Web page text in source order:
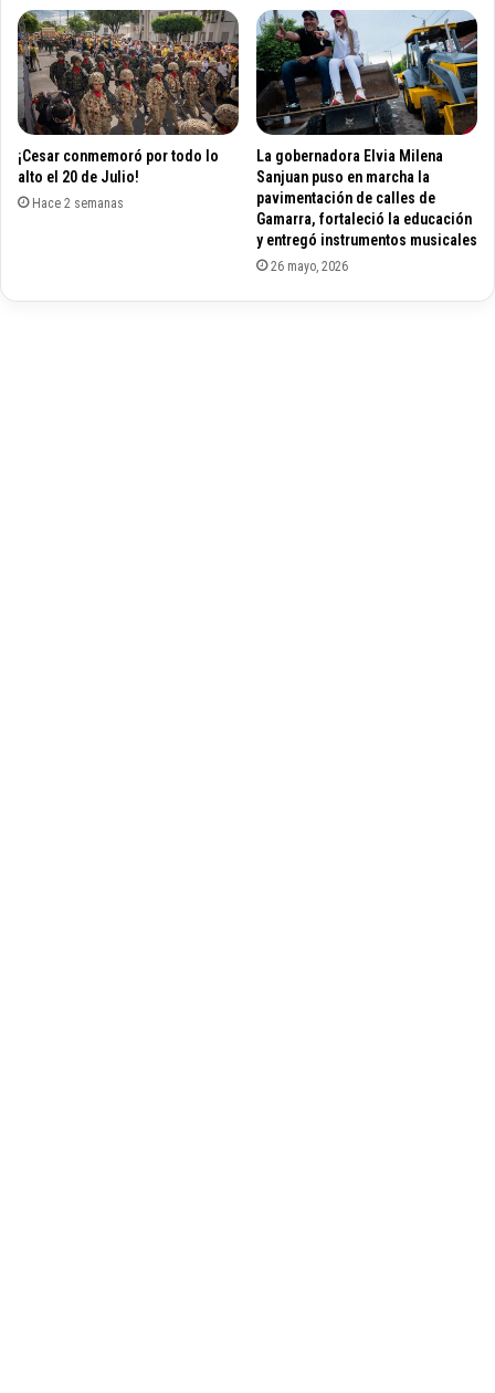
i
e
r
a
s
e
n
e
a
l
a
c
e
p
a
B
r
¡Cesar conmemoró por todo lo
alto el 20 de Julio!
Hace 2 semanas
La gobernadora Elvia Milena
Sanjuan puso en marcha la
pavimentación de calles de
Gamarra, fortaleció la educación
y entregó instrumentos musicales
26 mayo, 2026